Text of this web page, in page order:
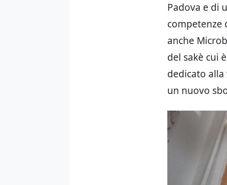
Padova e di
competenze
anche
del sakè cui
dedicato
un nuovo